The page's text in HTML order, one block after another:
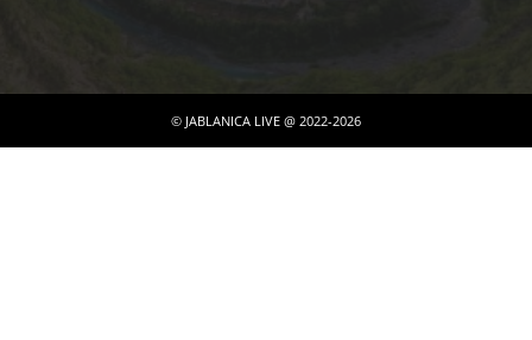
© JABLANICA LIVE @ 2022-2026